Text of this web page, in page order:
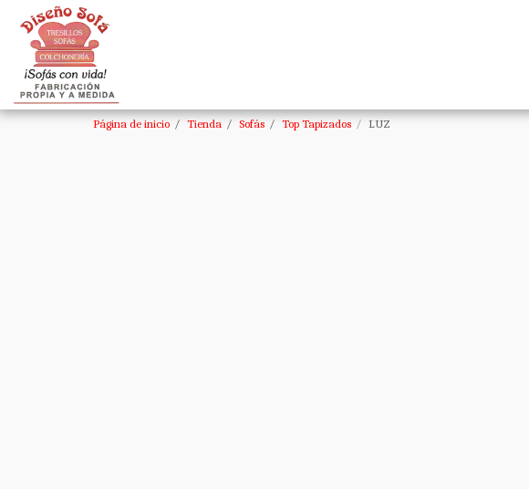
Página de inicio Tienda Sofás Top Tapizados LUZ